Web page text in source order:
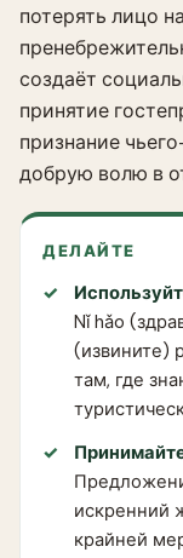
потерять лицо
создаёт
принятие
признание
добрую волю в
ДЕЛАЙТЕ
Nǐ hǎo
(извините)
там, где
искренний
крайней